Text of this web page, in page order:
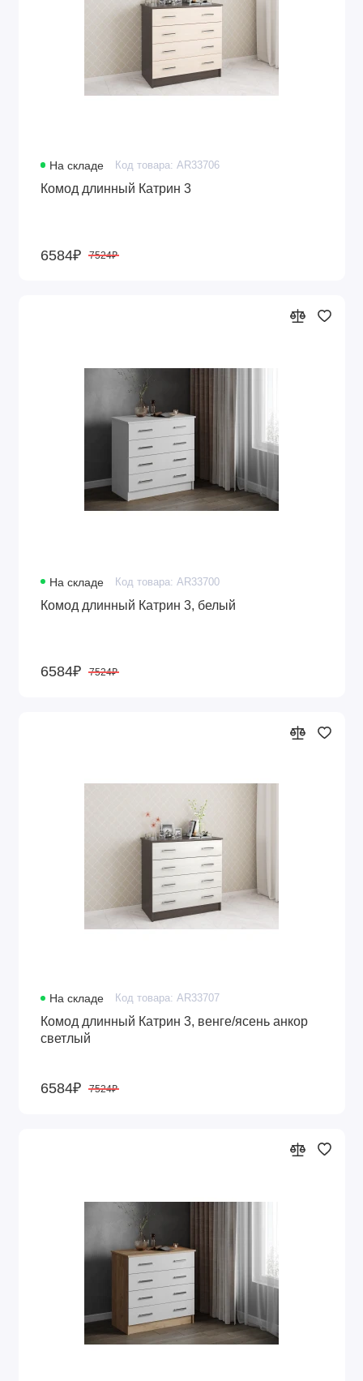
На складе Код товара: AR33706
Комод длинный Катрин 3
6584₽ 7524₽
На складе Код товара: AR33700
Комод длинный Катрин 3, белый
6584₽ 7524₽
На складе Код товара: AR33707
Комод длинный Катрин 3, венге/ясень анкор
светлый
6584₽ 7524₽